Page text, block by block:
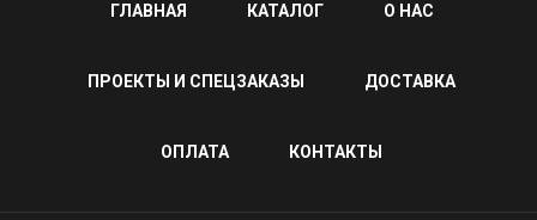
ГЛАВНАЯ КАТАЛОГ О НАС
ПРОЕКТЫ И СПЕЦЗАКАЗЫ ДОСТАВКА
ОПЛАТА КОНТАКТЫ